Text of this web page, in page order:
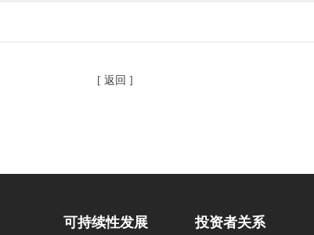
[ 返回 ]
可持续性发展 投资者关系